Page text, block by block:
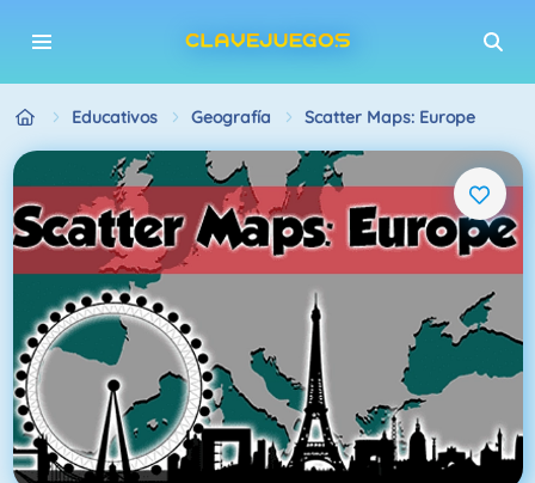
Educativos Geografía Scatter Maps: Europe